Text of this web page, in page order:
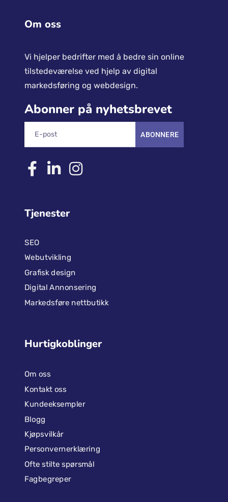
Om oss
Vi hjelper bedrifter med å bedre sin online
tilstedeværelse ved hjelp av digital
markedsføring og webdesign.
Abonner på nyhetsbrevet
ABONNERE
Tjenester
SEO
Webutvikling
Grafisk design
Digital Annonsering
Markedsføre nettbutikk
Hurtigkoblinger
Om oss
Kontakt oss
Kundeeksempler
Blogg
Kjøpsvilkår
Personvernerklæring
Ofte stilte spørsmål
Fagbegreper